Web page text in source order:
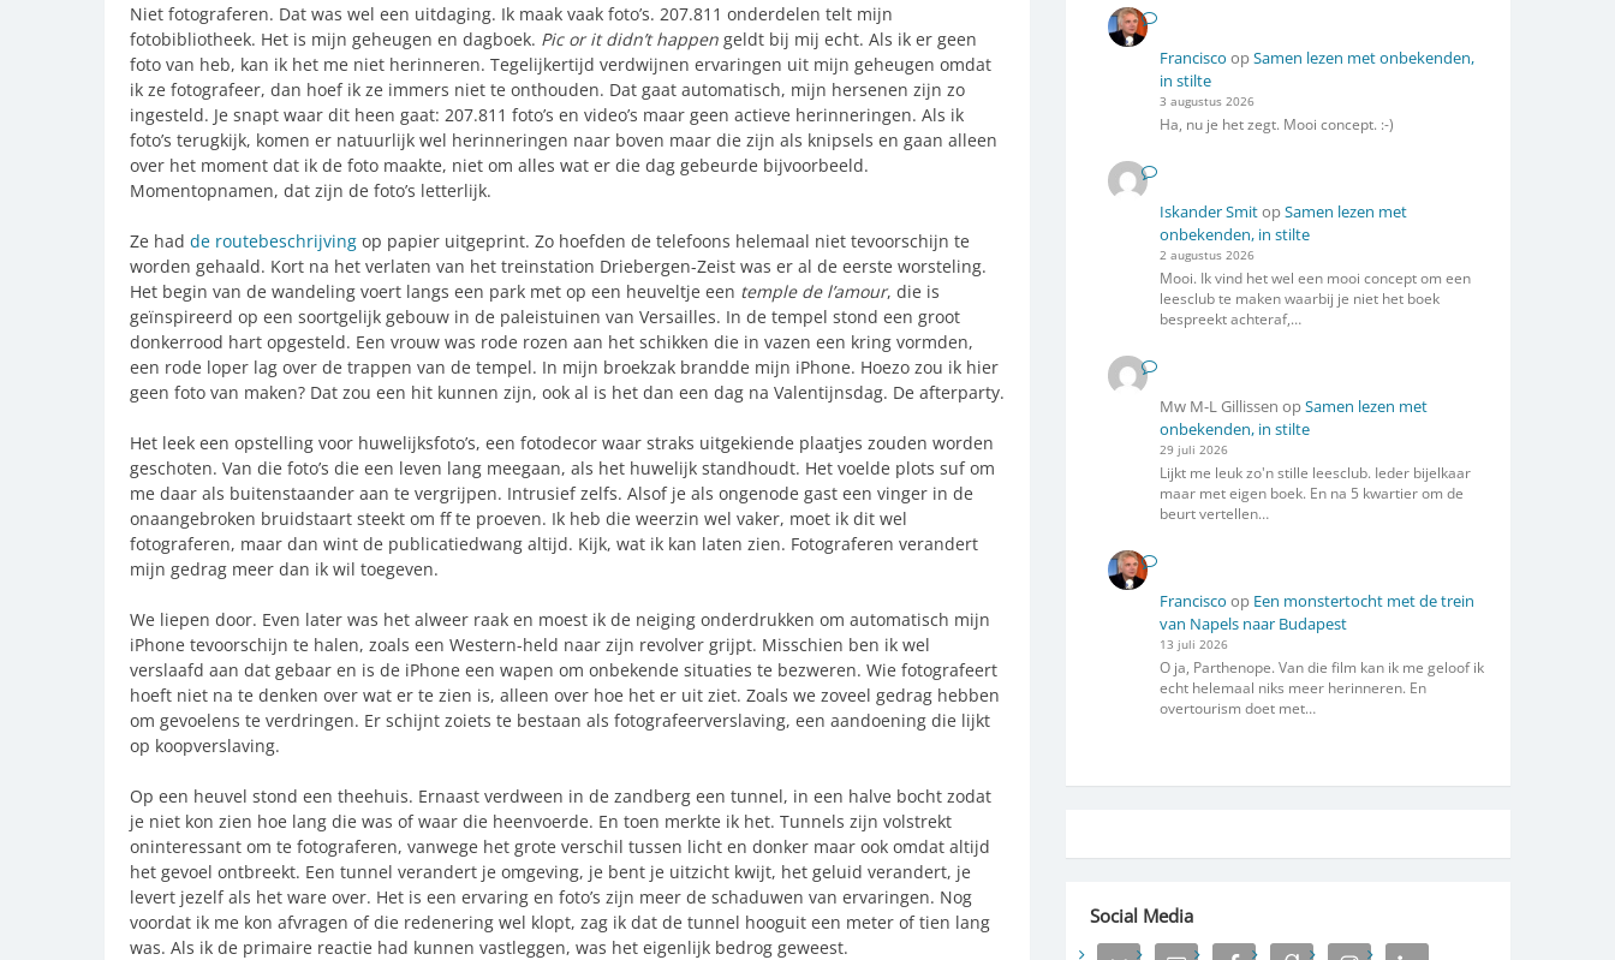
Niet fotograferen. Dat was wel een uitdaging. Ik maak vaak foto’s. 207.811 onderdelen telt mijn
fotobibliotheek. Het is mijn geheugen en dagboek. Pic or it didn’t happen geldt bij mij echt. Als ik er geen
foto van heb, kan ik het me niet herinneren. Tegelijkertijd verdwijnen ervaringen uit mijn geheugen omdat
ik ze fotografeer, dan hoef ik ze immers niet te onthouden. Dat gaat automatisch, mijn hersenen zijn zo
ingesteld. Je snapt waar dit heen gaat: 207.811 foto’s en video’s maar geen actieve herinneringen. Als ik
foto’s terugkijk, komen er natuurlijk wel herinneringen naar boven maar die zijn als knipsels en gaan alleen
over het moment dat ik de foto maakte, niet om alles wat er die dag gebeurde bijvoorbeeld.
Momentopnamen, dat zijn de foto’s letterlijk.
Ze had de routebeschrijving op papier uitgeprint. Zo hoefden de telefoons helemaal niet tevoorschijn te
worden gehaald. Kort na het verlaten van het treinstation Driebergen-Zeist was er al de eerste worsteling.
Het begin van de wandeling voert langs een park met op een heuveltje een temple de l’amour, die is
geïnspireerd op een soortgelijk gebouw in de paleistuinen van Versailles. In de tempel stond een groot
donkerrood hart opgesteld. Een vrouw was rode rozen aan het schikken die in vazen een kring vormden,
een rode loper lag over de trappen van de tempel. In mijn broekzak brandde mijn iPhone. Hoezo zou ik hier
geen foto van maken? Dat zou een hit kunnen zijn, ook al is het dan een dag na Valentijnsdag. De afterparty.
Het leek een opstelling voor huwelijksfoto’s, een fotodecor waar straks uitgekiende plaatjes zouden worden
geschoten. Van die foto’s die een leven lang meegaan, als het huwelijk standhoudt. Het voelde plots suf om
me daar als buitenstaander aan te vergrijpen. Intrusief zelfs. Alsof je als ongenode gast een vinger in de
onaangebroken bruidstaart steekt om ff te proeven. Ik heb die weerzin wel vaker, moet ik dit wel
fotograferen, maar dan wint de publicatiedwang altijd. Kijk, wat ik kan laten zien. Fotograferen verandert
mijn gedrag meer dan ik wil toegeven.
We liepen door. Even later was het alweer raak en moest ik de neiging onderdrukken om automatisch mijn
iPhone tevoorschijn te halen, zoals een Western-held naar zijn revolver grijpt. Misschien ben ik wel
verslaafd aan dat gebaar en is de iPhone een wapen om onbekende situaties te bezweren. Wie fotografeert
hoeft niet na te denken over wat er te zien is, alleen over hoe het er uit ziet. Zoals we zoveel gedrag hebben
om gevoelens te verdringen. Er schijnt zoiets te bestaan als fotografeerverslaving, een aandoening die lijkt
op koopverslaving.
Op een heuvel stond een theehuis. Ernaast verdween in de zandberg een tunnel, in een halve bocht zodat
je niet kon zien hoe lang die was of waar die heenvoerde. En toen merkte ik het. Tunnels zijn volstrekt
oninteressant om te fotograferen, vanwege het grote verschil tussen licht en donker maar ook omdat altijd
het gevoel ontbreekt. Een tunnel verandert je omgeving, je bent je uitzicht kwijt, het geluid verandert, je
levert jezelf als het ware over. Het is een ervaring en foto’s zijn meer de schaduwen van ervaringen. Nog
voordat ik me kon afvragen of die redenering wel klopt, zag ik dat de tunnel hooguit een meter of tien lang
was. Als ik de primaire reactie had kunnen vastleggen, was het eigenlijk bedrog geweest.
Francisco opSamen lezen met onbekenden,
in stilte
3 augustus 2026
Ha, nu je het zegt. Mooi concept. :-)
Iskander SmitopSamen lezen met
onbekenden, in stilte
2 augustus 2026
Mooi. Ik vind het wel een mooi concept om een
leesclub te maken waarbij je niet het boek
bespreekt achteraf,…
Mw M-L Gillissen opSamen lezen met
onbekenden, in stilte
29 juli 2026
Lijkt me leuk zo'n stille leesclub. Ieder bijelkaar
maar met eigen boek. En na 5 kwartier om de
beurt vertellen…
Francisco op Een monstertocht met de trein
van Napels naar Budapest
13 juli 2026
O ja, Parthenope. Van die film kan ik me geloof ik
echt helemaal niks meer herinneren. En
overtourism doet met…
Social Media